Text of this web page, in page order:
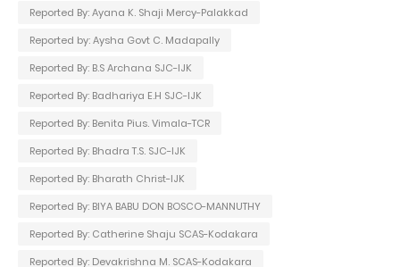
Reported By: Ayana K. Shaji Mercy-Palakkad
Reported by: Aysha Govt C. Madapally
Reported By: B.S Archana SJC-IJK
Reported By: Badhariya E.H SJC-IJK
Reported By: Benita Pius. Vimala-TCR
Reported By: Bhadra T.S. SJC-IJK
Reported By: Bharath Christ-IJK
Reported By: BIYA BABU DON BOSCO-MANNUTHY
Reported By: Catherine Shaju SCAS-Kodakara
Reported By: Devakrishna M. SCAS-Kodakara